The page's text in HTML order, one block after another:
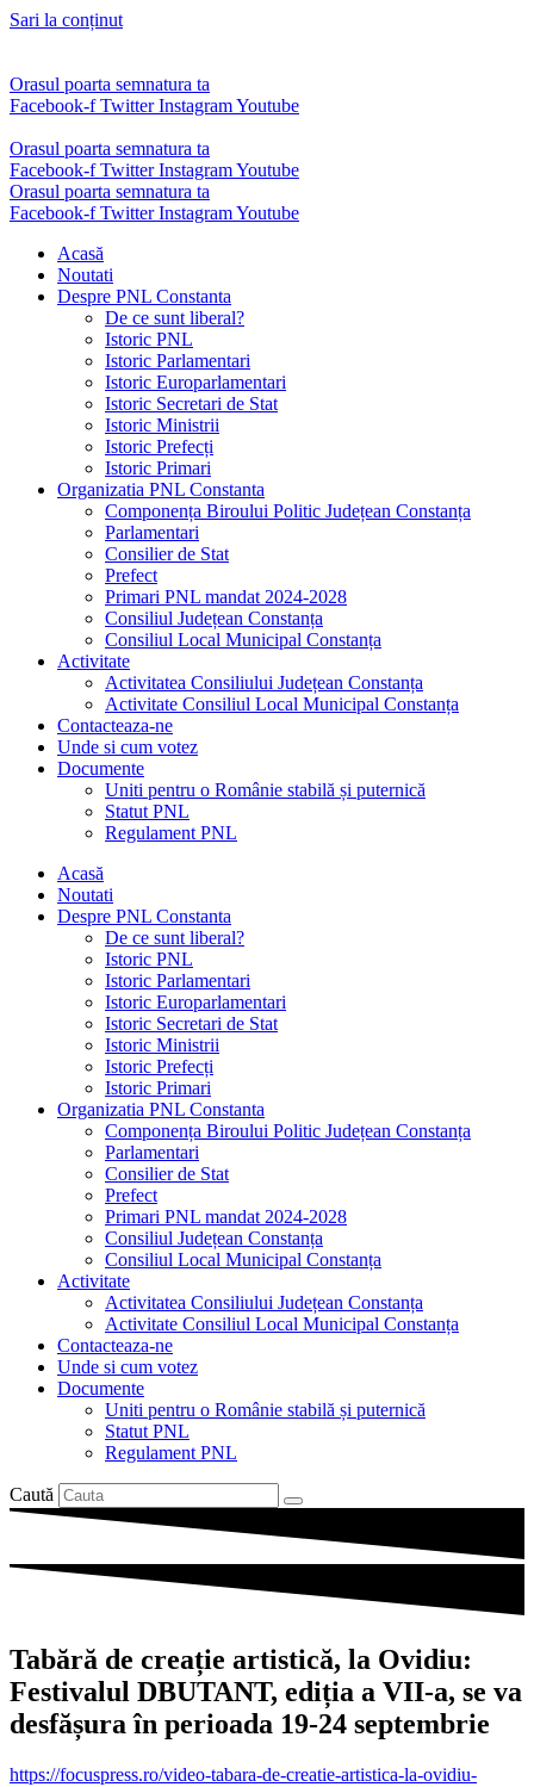
Sari la conținut
Orasul poarta semnatura ta
Facebook-f Twitter InstagramYoutube
Orasul poarta semnatura ta
Facebook-f Twitter InstagramYoutube
Orasul poarta semnatura ta
Facebook-f Twitter InstagramYoutube
Acasă
Noutati
Despre PNL Constanta
De ce sunt liberal?
Istoric PNL
Istoric Parlamentari
Istoric Europarlamentari
Istoric Secretari de Stat
Istoric Ministrii
Istoric Prefecți
Istoric Primari
Organizatia PNL Constanta
Componența Biroului Politic Județean Constanța
Parlamentari
Consilier de Stat
Prefect
Primari PNL mandat 2024-2028
Consiliul Județean Constanța
Consiliul Local Municipal Constanța
Activitate
Activitatea Consiliului Județean Constanța
Activitate Consiliul Local Municipal Constanța
Contacteaza-ne
Unde si cum votez
Documente
Uniti pentru o Românie stabilă și puternică
Statut PNL
Regulament PNL
Acasă
Noutati
Despre PNL Constanta
De ce sunt liberal?
Istoric PNL
Istoric Parlamentari
Istoric Europarlamentari
Istoric Secretari de Stat
Istoric Ministrii
Istoric Prefecți
Istoric Primari
Organizatia PNL Constanta
Componența Biroului Politic Județean Constanța
Parlamentari
Consilier de Stat
Prefect
Primari PNL mandat 2024-2028
Consiliul Județean Constanța
Consiliul Local Municipal Constanța
Activitate
Activitatea Consiliului Județean Constanța
Activitate Consiliul Local Municipal Constanța
Contacteaza-ne
Unde si cum votez
Documente
Uniti pentru o Românie stabilă și puternică
Statut PNL
Regulament PNL
Caută
Tabără de creație artistică, la Ovidiu:
Festivalul DBUTANT, ediția a VII-a, se va
desfășura în perioada 19-24 septembrie
https://focuspress.ro/video-tabara-de-creatie-artistica-la-ovidiu-